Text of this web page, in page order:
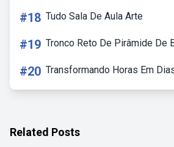
#18 Tudo Sala De Aula Arte
#19 Tronco Reto De Pirâmide De
#20 Transformando Horas Em
Related Posts